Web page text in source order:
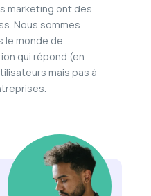
marketing ont des
Nous sommes
le monde de
qui répond (en
mais pas à